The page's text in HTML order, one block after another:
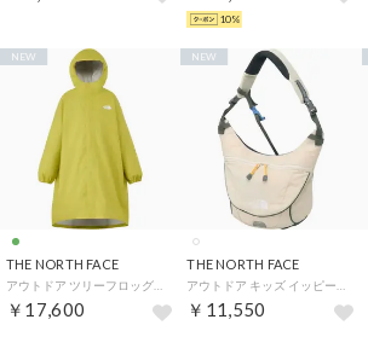
10%
THE NORTH FACE
￥17,600
NEW
THE NORTH FACE
￥11,550
NEW